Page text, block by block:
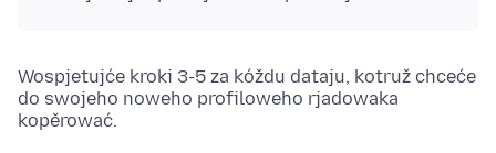
Wospjetujće kroki 3-5 za kóždu dataju, kotruž chceće
do swojeho noweho profiloweho rjadowaka
kopěrować.